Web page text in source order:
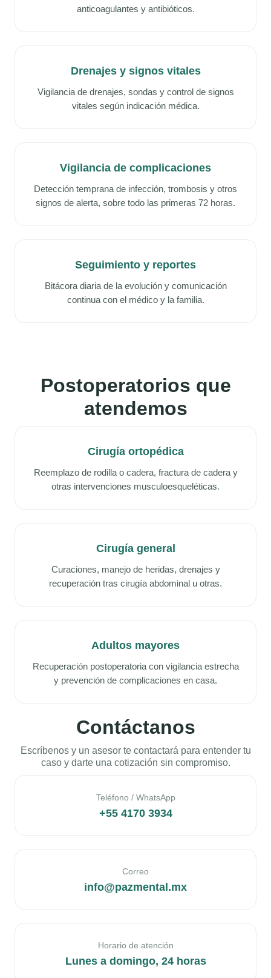
anticoagulantes y antibióticos.
Drenajes y signos vitales
Vigilancia de drenajes, sondas y control de signos
vitales según indicación médica.
Vigilancia de complicaciones
Detección temprana de infección, trombosis y otros
signos de alerta, sobre todo las primeras 72 horas.
Seguimiento y reportes
Bitácora diaria de la evolución y comunicación
continua con el médico y la familia.
Postoperatorios que
atendemos
Cirugía ortopédica
Reemplazo de rodilla o cadera, fractura de cadera y
otras intervenciones musculoesqueléticas.
Cirugía general
Curaciones, manejo de heridas, drenajes y
recuperación tras cirugía abdominal u otras.
Adultos mayores
Recuperación postoperatoria con vigilancia estrecha
y prevención de complicaciones en casa.
Contáctanos
Escríbenos y un asesor te contactará para entender tu
caso y darte una cotización sin compromiso.
Teléfono / WhatsApp
+55 4170 3934
Correo
info@pazmental.mx
Horario de atención
Lunes a domingo, 24 horas